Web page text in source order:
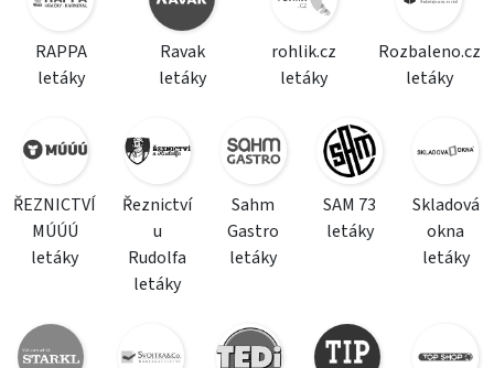
RAPPA
letáky
Ravak
letáky
rohlik.cz
letáky
Rozbaleno.cz
letáky
ŘEZNICTVÍ
MÚÚÚ
letáky
Řeznictví
u
Rudolfa
letáky
Sahm
Gastro
letáky
SAM 73
letáky
Skladová
okna
letáky